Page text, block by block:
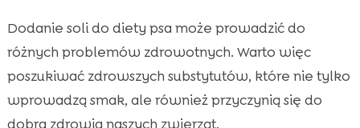
Dodanie soli do diety psa może prowadzić do
różnych problemów zdrowotnych. Warto więc
poszukiwać zdrowszych substytutów, które nie tylko
wprowadzą smak, ale również przyczynią się do
dobra zdrowia naszych zwierząt.